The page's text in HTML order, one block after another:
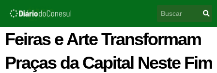
para
conteúdo
Feiras e Arte Transformam
Praças da Capital Neste Fim